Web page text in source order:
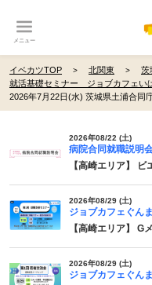
メニュー
イベカツTOP 北関東
茨
就活基礎セミナー ジョブカフェい
2026年7月22日(水) 茨城県土浦合同
2026年08/22 (土)
病院合同就職説明
【高崎エリア】 ビ
2026年08/29 (土)
ジョブカフェぐん
【高崎エリア】 G
2026年08/29 (土)
ジョブカフェぐん